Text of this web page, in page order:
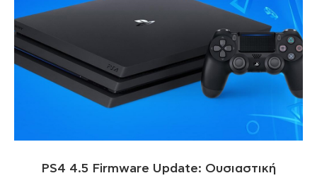
PS4 4.5 Firmware Update: Ουσιαστική